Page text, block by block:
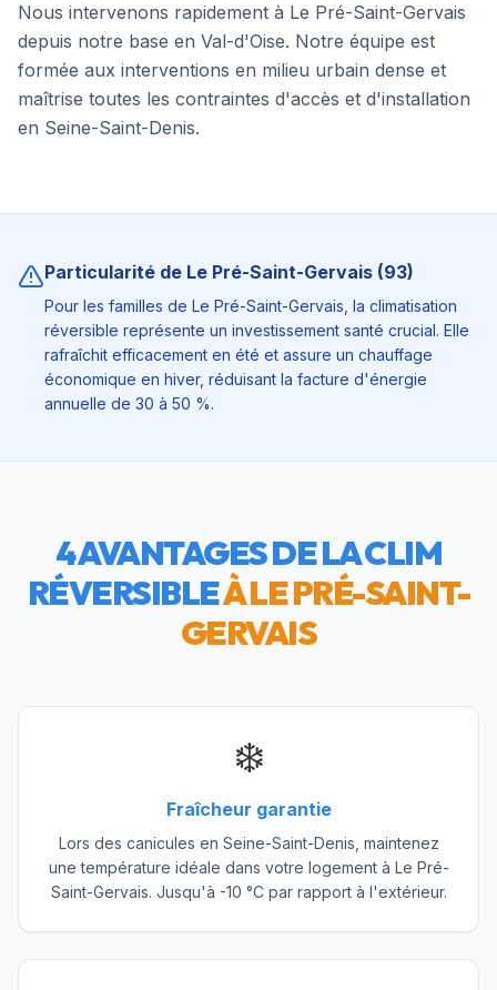
Nous intervenons rapidement à Le Pré-Saint-Gervais
depuis notre base en Val-d'Oise. Notre équipe est
formée aux interventions en milieu urbain dense et
maîtrise toutes les contraintes d'accès et d'installation
en Seine-Saint-Denis.
Particularité de Le Pré-Saint-Gervais (93)
Pour les familles de Le Pré-Saint-Gervais, la climatisation
réversible représente un investissement santé crucial. Elle
rafraîchit efficacement en été et assure un chauffage
économique en hiver, réduisant la facture d'énergie
annuelle de 30 à 50 %.
4 AVANTAGES DE LA CLIM
RÉVERSIBLEÀLE PRÉ-SAINT-
GERVAIS
❄️
Fraîcheur garantie
Lors des canicules en Seine-Saint-Denis, maintenez
une température idéale dans votre logement à Le Pré-
Saint-Gervais. Jusqu'à -10 °C par rapport à l'extérieur.